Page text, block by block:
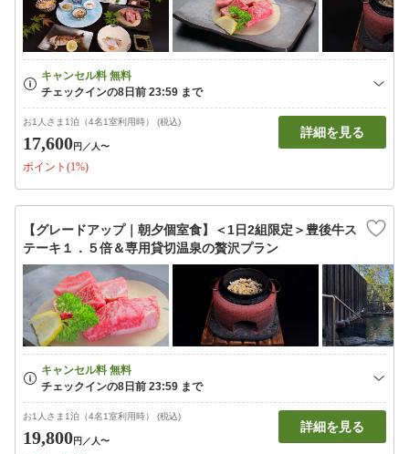
お1人さま1泊（4名1室利用時） (税込)
17,600円 ／人〜
ポイント(1%)
詳細を見る
【グレードアップ｜朝夕個室食】＜1日2組限定＞豊後牛ス
テーキ１．５倍＆専用貸切温泉の贅沢プラン
お1人さま1泊（4名1室利用時） (税込)
19,800円 ／人〜
詳細を見る